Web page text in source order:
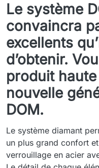
Le système
convaincra
excellents
d’obtenir.
produit haute
nouvelle
DOM.
Le système diamant
un plus grand confort
verrouillage en acier